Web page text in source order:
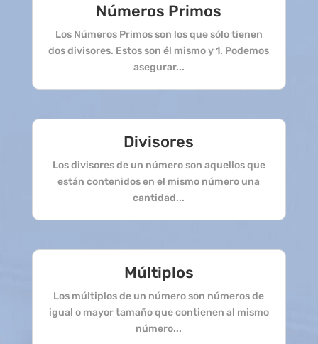
Números Primos
Los Números Primos son los que sólo tienen
dos divisores. Estos son él mismo y 1. Podemos
asegurar...
Divisores
Los divisores de un número son aquellos que
están contenidos en el mismo número una
cantidad...
Múltiplos
Los múltiplos de un número son números de
igual o mayor tamaño que contienen al mismo
número...